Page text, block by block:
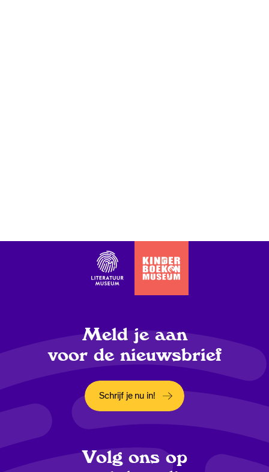
Meld je aan
voor de nieuwsbrief
Opent in een nieuw tabblad
Schrijf je nu in!
Volg ons op